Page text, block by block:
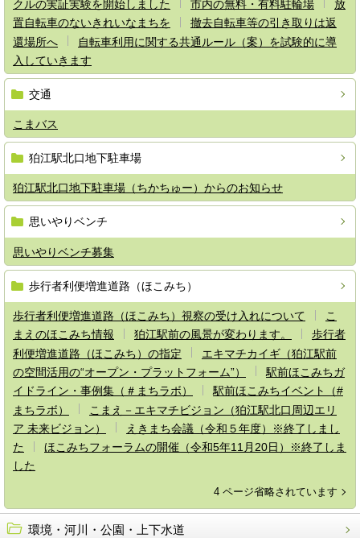
クルの実証実験を開始しました
市内の無料・有料駐輪場
放
置自転車のないきれいなまちを
撤去自転車等の引き取りは返
還場所へ
自転車利用に関する共通ルール（案）を試験的に導
入していきます
交通
こまバス
狛江駅北口地下駐車場
狛江駅北口地下駐車場（ちかちゅー）からのお知らせ
思いやりベンチ
思いやりベンチ募集
歩行者利便増進道路（ほこみち）
歩行者利便増進道路（ほこみち）視察の受け入れについて
こ
まえのほこみち情報
狛江駅前の風景が変わります。
歩行者
利便増進道路（ほこみち）の指定
エキマチカイギ（狛江駅前
の空間活用の“オープン・プラットフォーム”）
駅前ほこみちガ
イドライン・事例集（＃まちラボ）
駅前ほこみちイベント（#
まちラボ）
こまえ－エキマチビジョン（狛江駅北口周辺エリ
ア 未来ビジョン）
えきまち会議（令和５年度）※終了しまし
た
ほこみちフォーラムの開催（令和5年11月20日）※終了しま
した
4 ページ省略されています
環境・河川・公園・上下水道